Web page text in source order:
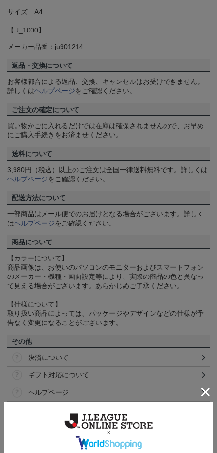
サイズ：A4
【U_1000】
メーカー品番：ju901214
返品・交換について
お客様都合による返品、交換、キャンセルはお受けできません。
詳しくはヘルプページをご確認ください。
ご注文の確定について
買い物かごに入れるだけでは在庫は確保されませんので、お早め
にご購入手続きをお済ませください。
送料について
3,980円（税込）以上のご注文は全国一律送料無料です。詳しくは
ヘルプページをご確認ください。
配送方法について
一部商品はメール便でのお届けとなる場合がございます。詳しく
はヘルプページをご確認ください。
商品について
【カラーについて】
商品画像は、お使いのパソコンのモニターおよびスマートフォン
のメーカー・機種・画面設定等により、実際の商品の色と異なっ
て見える場合がございます。あらかじめご了承ください。
【仕様について】
取り扱い商品によっては、パッケージやデザインなどの仕様が予
告なく変更になることがございます。
その他
決済について
ギフト対応について
ヘルプページ